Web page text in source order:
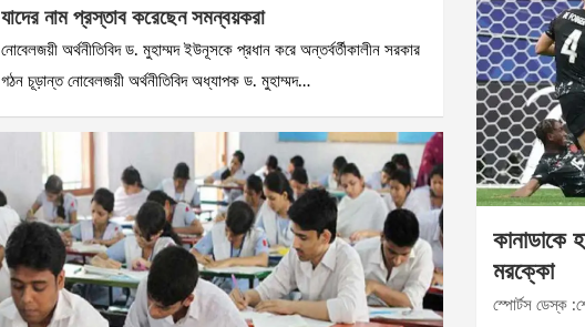
যাদের নাম প্রস্তাব করেছেন সমন্বয়করা
নোবেলজয়ী অর্থনীতিবিদ ড. মুহাম্মদ ইউনূসকে প্রধান করে অন্তর্বর্তীকালীন সরকার
গঠন চূড়ান্ত নোবেলজয়ী অর্থনীতিবিদ অধ্যাপক ড. মুহাম্মদ…
কানাডাকে
মরক্কো
স্পোর্টস ডেস্ক